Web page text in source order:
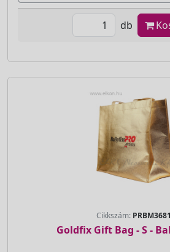
db
Cikkszám:
Goldfix Gift Bag - S -